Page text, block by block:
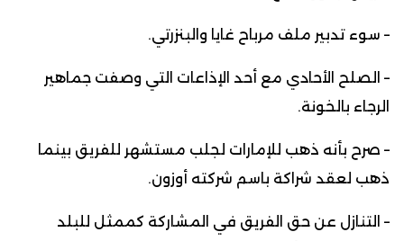
– سوء تدبير ملف مرباح غايا والبنزرتي.
– الصلح الأحادي مع أحد الإذاعات التي وصفت جماهير
الرجاء بالخونة.
– صرح بأنه ذهب للإمارات لجلب مستشهر للفريق بينما
ذهب لعقد شراكة باسم شركته أوزون.
– التنازل عن حق الفريق في المشاركة كممثل للبلد